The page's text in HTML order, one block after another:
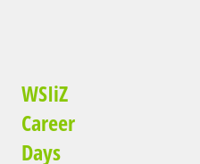
WSIiZ
Career
Days